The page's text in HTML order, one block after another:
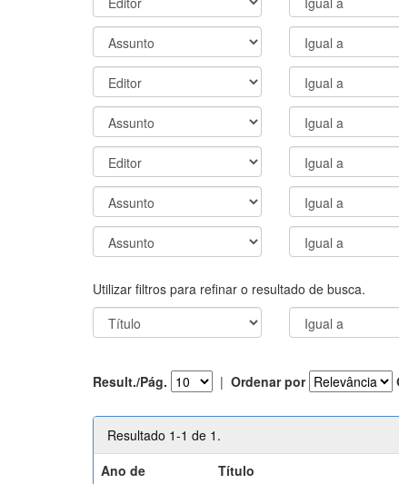
Utilizar filtros para refinar o resultado de busca.
Result./Pág. | Ordenar por
Resultado 1-1 de 1.
Ano de
Título